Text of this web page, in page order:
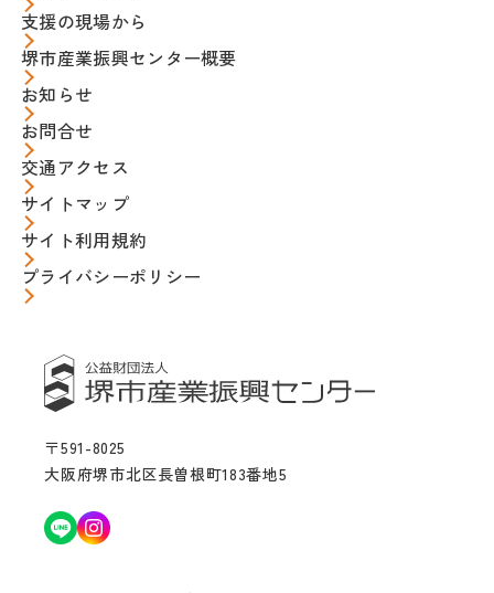
〒591-8025
大阪府堺市北区長曽根町183番地5
支援の現場から
堺市産業振興センター概要
お知らせ
お問合せ
交通アクセス
サイトマップ
サイト利用規約
プライバシーポリシー